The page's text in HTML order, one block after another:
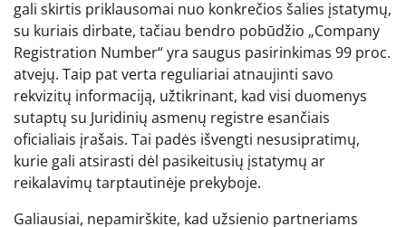
gali skirtis priklausomai nuo konkrečios šalies įstatymų,
su kuriais dirbate, tačiau bendro pobūdžio „Company
Registration Number“ yra saugus pasirinkimas 99 proc.
atvejų. Taip pat verta reguliariai atnaujinti savo
rekvizitų informaciją, užtikrinant, kad visi duomenys
sutaptų su Juridinių asmenų registre esančiais
oficialiais įrašais. Tai padės išvengti nesusipratimų,
kurie gali atsirasti dėl pasikeitusių įstatymų ar
reikalavimų tarptautinėje prekyboje.
Galiausiai, nepamirškite, kad užsienio partneriams